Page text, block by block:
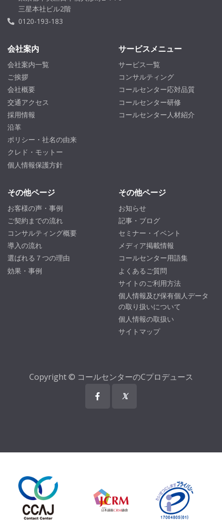
三星本社ビル2階
0120-193-183
会社案内
会社案内一覧
ご挨拶
会社概要
交通アクセス
採用情報
沿革
ポリシー・社名の由来
クレド・モットー
個人情報保護方針
サービスメニュー
サービス一覧
コンサルティング
コールセンター応対品質
コールセンター研修
コールセンター人材紹介
その他ページ
お客様の声・事例
ご契約までの流れ
コンサルティング概要
導入の流れ
選ばれる７つの理由
効果・事例
その他ページ
お知らせ
記事・ブログ
セミナー・イベント
メディア掲載情報
コールセンター用語集
よくあるご質問
サイトのご利用方法
個人情報及び保有個人データ
の取り扱いについて
個人情報の取扱い
サイトマップ
Copyright © コールセンターのCプロデュース